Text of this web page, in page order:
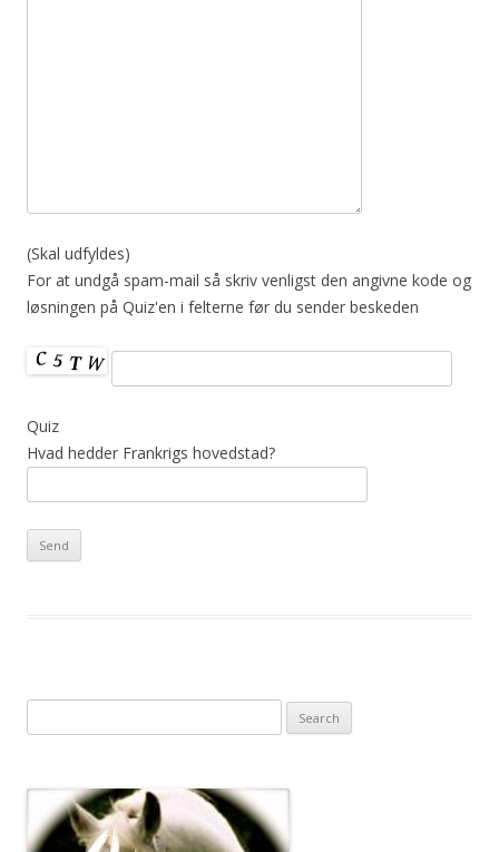
(Skal udfyldes)
For at undgå spam-mail så skriv venligst den angivne kode og
løsningen på Quiz'en i felterne før du sender beskeden
Quiz
Hvad hedder Frankrigs hovedstad?
e
r
h